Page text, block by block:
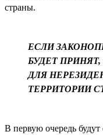
страны.
ЕСЛИ
БУДЕТ
ДЛЯ
ТЕРРИТОРИИ
В первую очередь